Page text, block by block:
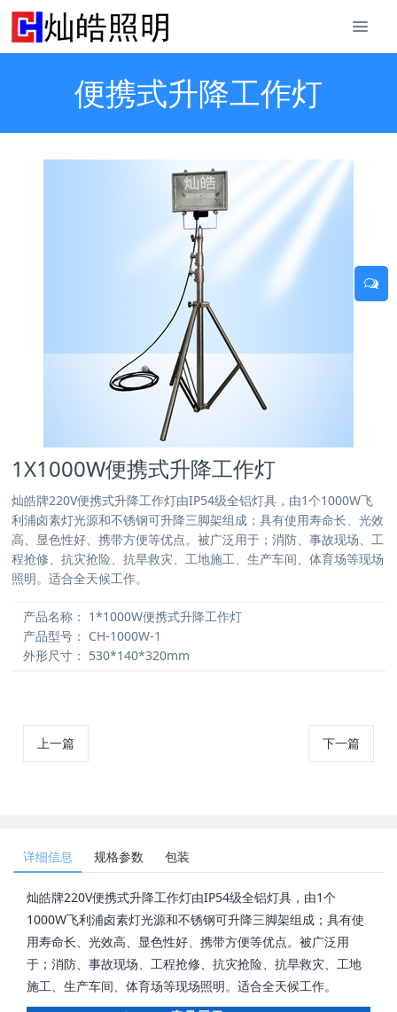
便携式升降工作灯
1X1000W便携式升降工作灯
灿皓牌220V便携式升降工作灯由IP54级全铝灯具，由1个1000W飞
利浦卤素灯光源和不锈钢可升降三脚架组成；具有使用寿命长、光效
高、显色性好、携带方便等优点。被广泛用于；消防、事故现场、工
程抢修、抗灾抢险、抗旱救灾、工地施工、生产车间、体育场等现场
照明。适合全天候工作。
产品名称： 1*1000W便携式升降工作灯
产品型号： CH-1000W-1
外形尺寸： 530*140*320mm
上一篇 下一篇
详细信息 规格参数 包装
灿皓牌220V便携式升降工作灯由IP54级全铝灯具，由1个
1000W飞利浦卤素灯光源和不锈钢可升降三脚架组成；具有使
用寿命长、光效高、显色性好、携带方便等优点。被广泛用
于；消防、事故现场、工程抢修、抗灾抢险、抗旱救灾、工地
施工、生产车间、体育场等现场照明。适合全天候工作。